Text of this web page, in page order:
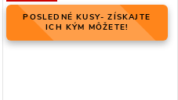
POSLEDNÉ KUSY- ZÍSKAJTE
ICH KÝM MÔŽETE!